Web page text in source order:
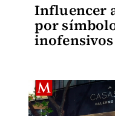
Influencer
por
inofensivos